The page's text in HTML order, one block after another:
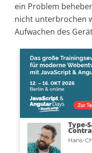
ein Problem
nicht unterbrochen
Aufwachen des